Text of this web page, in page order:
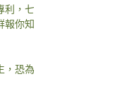
利，七
報你知
，恐為